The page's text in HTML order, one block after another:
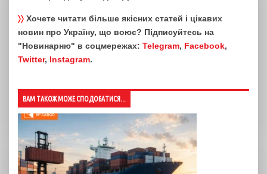
〉〉 Хочете читати більше якісних статей і цікавих
новин про Україну, що воює? Підписуйтесь на
"Новинарню" в соцмережах: Telegram, Facebook,
Twitter, Instagram.
ВАМ ТАКОЖ МОЖЕ СПОДОБАТИСЯ...